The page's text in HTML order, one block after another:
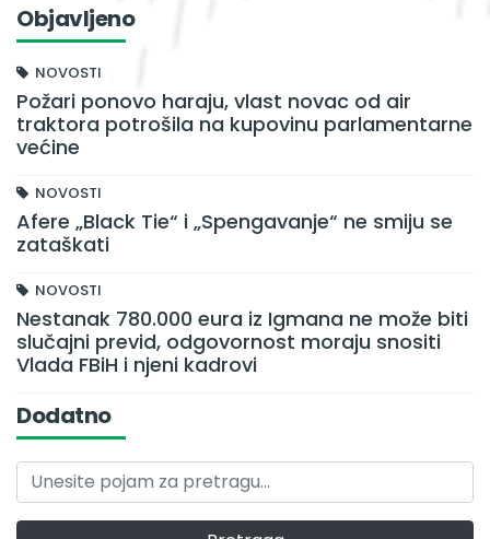
Objavljeno
NOVOSTI
Požari ponovo haraju, vlast novac od air
traktora potrošila na kupovinu parlamentarne
većine
NOVOSTI
Afere „Black Tie“ i „Spengavanje“ ne smiju se
zataškati
NOVOSTI
Nestanak 780.000 eura iz Igmana ne može biti
slučajni previd, odgovornost moraju snositi
Vlada FBiH i njeni kadrovi
Dodatno